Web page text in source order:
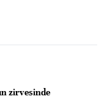
zirvesinde